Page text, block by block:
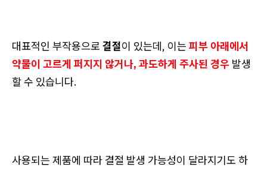
대표적인 부작용으로 결절이 있는데, 이는 피부 아래에서
약물이 고르게 퍼지지 않거나, 과도하게 주사된 경우 발생
할 수 있습니다.
사용되는 제품에 따라 결절 발생 가능성이 달라지기도 하